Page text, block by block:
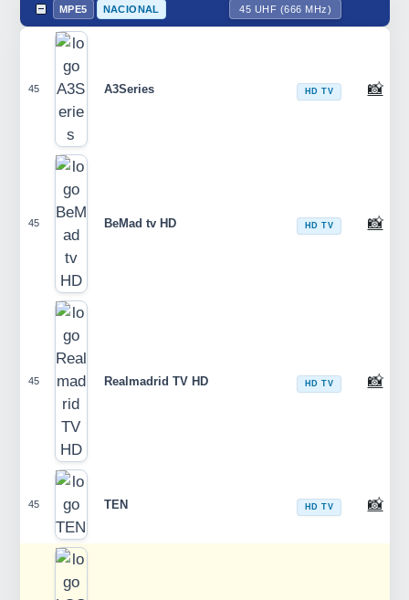
MPE5 NACIONAL 45 UHF (666 MHz)
45 A3Series HD TV 📸
45 BeMad tv HD HD TV 📸
45 Realmadrid TV HD HD TV 📸
45 TEN HD TV 📸